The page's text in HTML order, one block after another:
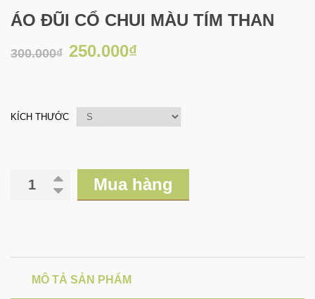
ÁO ĐŨI CỔ CHUI MÀU TÍM THAN
300.000₫ 250.000₫
KÍCH THƯỚC
Mua hàng
MÔ TẢ SẢN PHẨM